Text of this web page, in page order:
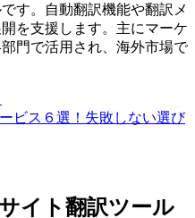
す。自動翻訳機能や翻訳メ
を支援します。主にマーケ
門で活用され、海外市場で
ビス６選！失敗しない選び
イト翻訳ツール